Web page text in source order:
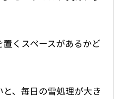
くスペースがあるかど
、毎日の雪処理が大き